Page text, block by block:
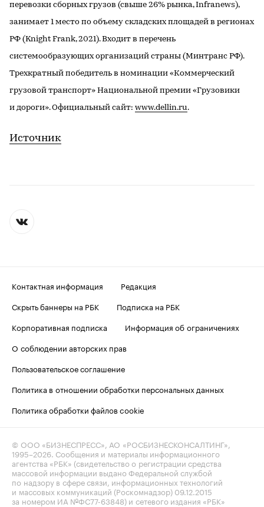
перевозки сборных грузов (свыше 26% рынка, Infranews),
занимает 1 место по объему складских площадей в регионах
РФ (Knight Frank, 2021). Входит в перечень
системообразующих организаций страны (Минтранс РФ).
Трехкратный победитель в номинации «Коммерческий
грузовой транспорт» Национальной премии «Грузовики
и дороги». Официальный сайт: www.dellin.ru.
Источник
Контактная информация
Редакция
Скрыть баннеры на РБК
Подписка на РБК
Корпоративная подписка
Информация об ограничениях
О соблюдении авторских прав
Пользовательское соглашение
Политика в отношении обработки персональных данных
Политика обработки файлов cookie
© ООО «БИЗНЕСПРЕСС», АО «РОСБИЗНЕСКОНСАЛТИНГ»,
1995–2026. Сообщения и материалы информационного
агентства «РБК» (свидетельство о регистрации средства
массовой информации выдано Федеральной службой
по надзору в сфере связи, информационных технологий
и массовых коммуникаций (Роскомнадзор) 09.12.2015
за номером ИА №ФС77-63848) и сетевого издания «РБК»